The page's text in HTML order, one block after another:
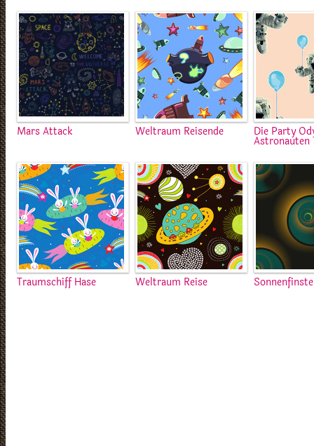
Mars Attack Weltraum Reisende Die Party
Astronauten
Traumschiff Hase Weltraum Reise